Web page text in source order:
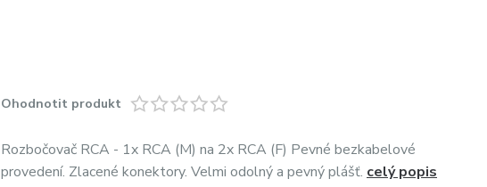
Ohodnotit produkt
Rozbočovač RCA - 1x RCA (M) na 2x RCA (F) Pevné bezkabelové
provedení. Zlacené konektory. Velmi odolný a pevný plášť. celý popis